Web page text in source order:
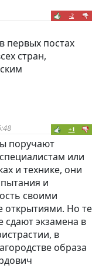
-2
первых постах
стран,
+1
поручают
или
и технике, они
и
своими
открытиями. Но те
сдают экзамена в
в
образа